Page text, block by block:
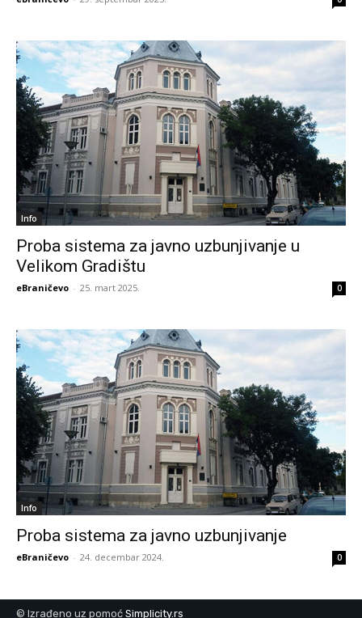
Info
Proba sistema za javno uzbunjivanje u
Velikom Gradištu
eBraničevo - 25. mart 2025. 0
Info
Proba sistema za javno uzbunjivanje
eBraničevo - 24. decembar 2024. 0
© Izrađeno uz pomoć Simplicity.rs